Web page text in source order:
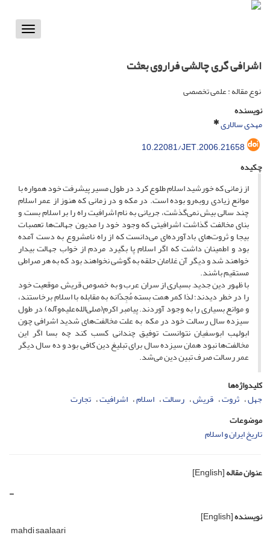
Toggle
اشرافی گری چالشی فراروی بعثت
نوع مقاله : علمی تخصصی
نویسنده
مهدی سالاری
10.22081/JET.2006.21658
چکیده
از زمانی که خورشید اسلام طلوع کرد, در طول مسیر پیشرفت خود همواره با
موانع زیادی روبه‌رو بوده است. در مکه و در زمانی که هنوز از عمر اسلام
چند سالی بیش نمی‌گذشت، جریانی به نام اشرافیت راه را بر اسلام بست, و
بنای مخالفت گذاشت, اشرافیتی که وجود خود را مدیون جهالت‌ها, تعصبات
بیجا و ثروت‌های بادآورده‌ای می‌دانست که از راه نامشروع به دست آمده
بود و اطمینان داشت که اگر اسلام پا بگیرد مردم از خواب جهالت بیدار
خواهند شد و دیگر آن غلامان حلقه به گوشی نخواهند بود که به هر صراطی
مستقیم باشند.
با ظهور دین جدید, بسیاری از سران عرب و به خصوص قریش, موقعیت خود
را در خطر دیدند؛ لذا کمر همت بسته مُجِدّانه به مقابله با اسلام برخاستند،
و موانع بسیاری را به وجود آوردند. پیامبر اکرم(صلی‌الله‌علیه‌وآله), در طول
سیزده سال رسالت خود در مکه, به علت مخالفت‌های شدید اشرافی چون
ابولهب ابوسفیان نتوانست توفیق چندانی کسب کند چه بسا اگر این
مخالفت‌ها نبود همان سیزده سال برای تبلیغ دین کافی بود و ده سال دیگر
عمر رسالت صرف تبین دین می‌شد.
کلیدواژه‌ها
جهل ثروت قریش رسالت اسلام اشرافیت تجارت
موضوعات
تاریخ ایران و اسلام
عنوان مقاله[English]
-
نویسنده[English]
mahdi saalaari